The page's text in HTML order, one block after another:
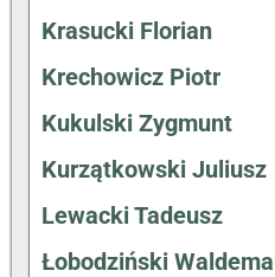
Krasucki Florian
Krechowicz Piotr
Kukulski Zygmunt
Kurzątkowski Juliusz
Lewacki Tadeusz
Łobodziński